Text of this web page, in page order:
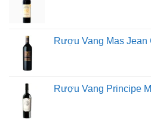
Rượu Vang Mas Jean
Rượu Vang Principe